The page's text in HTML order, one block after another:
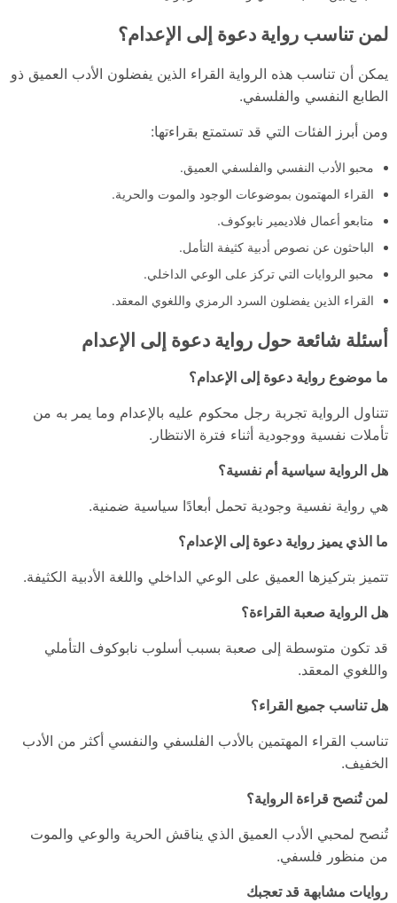
لمن تناسب رواية دعوة إلى الإعدام؟
يمكن أن تناسب هذه الرواية القراء الذين يفضلون الأدب العميق ذو
الطابع النفسي والفلسفي.
ومن أبرز الفئات التي قد تستمتع بقراءتها:
محبو الأدب النفسي والفلسفي العميق.
القراء المهتمون بموضوعات الوجود والموت والحرية.
متابعو أعمال فلاديمير نابوكوف.
الباحثون عن نصوص أدبية كثيفة التأمل.
محبو الروايات التي تركز على الوعي الداخلي.
القراء الذين يفضلون السرد الرمزي واللغوي المعقد.
أسئلة شائعة حول رواية دعوة إلى الإعدام
ما موضوع رواية دعوة إلى الإعدام؟
تتناول الرواية تجربة رجل محكوم عليه بالإعدام وما يمر به من
تأملات نفسية ووجودية أثناء فترة الانتظار.
هل الرواية سياسية أم نفسية؟
هي رواية نفسية وجودية تحمل أبعادًا سياسية ضمنية.
ما الذي يميز رواية دعوة إلى الإعدام؟
تتميز بتركيزها العميق على الوعي الداخلي واللغة الأدبية الكثيفة.
هل الرواية صعبة القراءة؟
قد تكون متوسطة إلى صعبة بسبب أسلوب نابوكوف التأملي
واللغوي المعقد.
هل تناسب جميع القراء؟
تناسب القراء المهتمين بالأدب الفلسفي والنفسي أكثر من الأدب
الخفيف.
لمن تُنصح قراءة الرواية؟
تُنصح لمحبي الأدب العميق الذي يناقش الحرية والوعي والموت
من منظور فلسفي.
روايات مشابهة قد تعجبك